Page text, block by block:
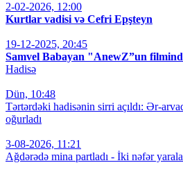
2-02-2026, 12:00
Kurtlar vadisi və Cefri Epşteyn
19-12-2025, 20:45
Samvel Babayan "AnewZ”un
Hadisə
Dün, 10:48
Tərtərdəki hadisənin sirri açıldı: Ər-
oğurladı
3-08-2026, 11:21
Ağdərədə mina partladı - İki nəfər